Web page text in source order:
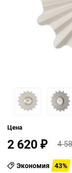
Цена
2 620 ₽ 4
Экономия 43%